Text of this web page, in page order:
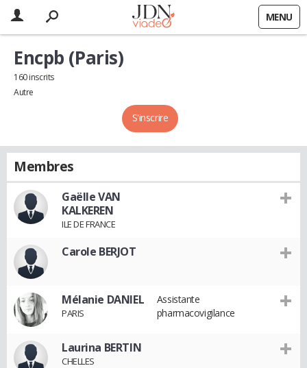
MENU
S'inscrire
Encpb (Paris)
160 inscrits
Autre
Membres
Gaëlle VAN
KALKEREN
ILE DE FRANCE
Carole BERJOT
Mélanie DANIEL
PARIS
Assistante
pharmacovigilance
Laurina BERTIN
CHELLES